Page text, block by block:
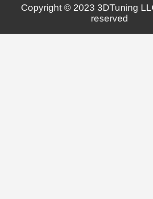
Copyright © 2023 3DTuning
reserved